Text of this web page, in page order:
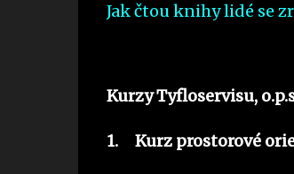
Jak čtou knihy lidé se
Kurzy Tyfloservisu,
1. Kurz prostorové